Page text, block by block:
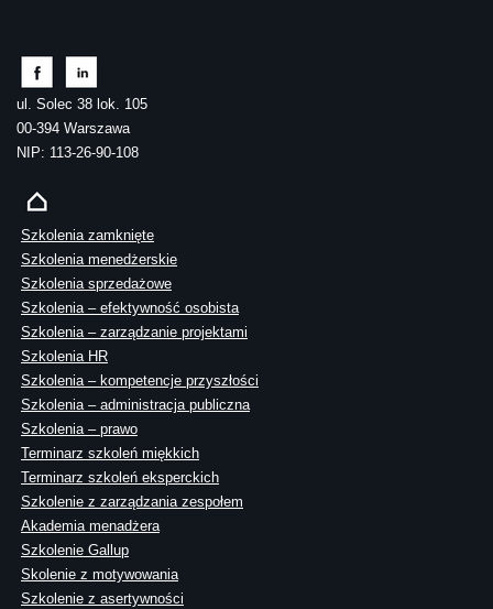
ul. Solec 38 lok. 105
00-394 Warszawa
NIP: 113-26-90-108
Szkolenia zamknięte
Szkolenia menedżerskie
Szkolenia sprzedażowe
Szkolenia – efektywność osobista
Szkolenia – zarządzanie projektami
Szkolenia HR
Szkolenia – kompetencje przyszłości
Szkolenia – administracja publiczna
Szkolenia – prawo
Terminarz szkoleń miękkich
Terminarz szkoleń eksperckich
Szkolenie z zarządzania zespołem
Akademia menadżera
Szkolenie Gallup
Skolenie z motywowania
Szkolenie z asertywności